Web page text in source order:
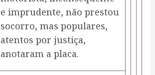
e imprudente, não prestou
socorro, mas populares,
atentos por justiça,
anotaram a placa.